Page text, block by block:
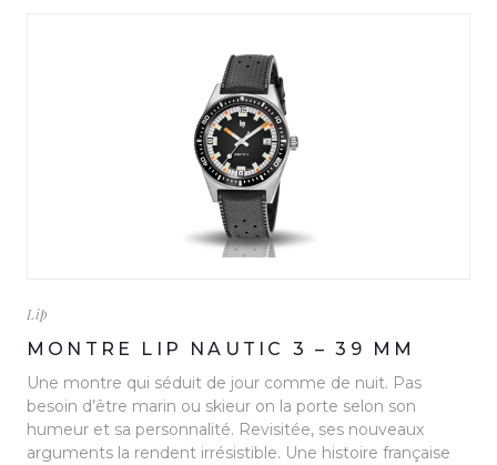
Lip
MONTRE LIP NAUTIC 3 – 39 MM
Une montre qui séduit de jour comme de nuit. Pas
besoin d’être marin ou skieur on la porte selon son
humeur et sa personnalité. Revisitée, ses nouveaux
arguments la rendent irrésistible. Une histoire française